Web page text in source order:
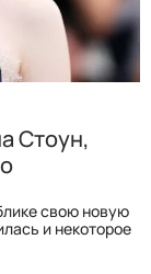
Стоун,
свою новую
и некоторое